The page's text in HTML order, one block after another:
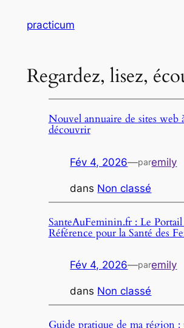
practicum
Regardez, lisez,
Nouvel annuaire de sites web
découvrir
Fév 4, 2026—paremily
dans Non classé
SanteAuFeminin.fr : Le Portail
Référence pour la Santé des
Fév 4, 2026—paremily
dans Non classé
Guide pratique de ma région